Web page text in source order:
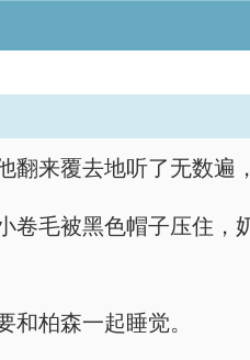
翻来覆去地听了无数遍
卷毛被黑色帽子压住，
和柏森一起睡觉。